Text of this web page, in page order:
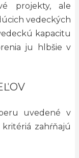
projekty, ale
vedeckých
kapacitu
ju hlbšie v
uvedené v
zahŕňajú